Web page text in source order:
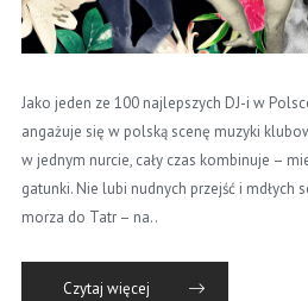
Jako jeden ze 100 najlepszych DJ-i w
angażuje się w polską scenę muzyki
w jednym nurcie, cały czas kombinuje –
gatunki. Nie lubi nudnych przejść i mdłych
morza do Tatr – na..
Czytaj więcej